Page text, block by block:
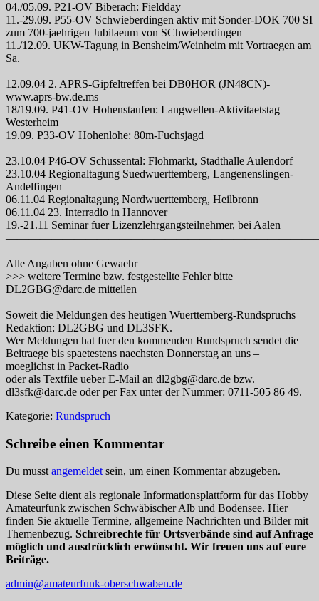
04./05.09. P21-OV Biberach: Fieldday
11.-29.09. P55-OV Schwieberdingen aktiv mit Sonder-DOK 700 SI
zum 700-jaehrigen Jubilaeum von SChwieberdingen
11./12.09. UKW-Tagung in Bensheim/Weinheim mit Vortraegen am
Sa.
12.09.04 2. APRS-Gipfeltreffen bei DB0HOR (JN48CN)-
www.aprs-bw.de.ms
18/19.09. P41-OV Hohenstaufen: Langwellen-Aktivitaetstag
Westerheim
19.09. P33-OV Hohenlohe: 80m-Fuchsjagd
23.10.04 P46-OV Schussental: Flohmarkt, Stadthalle Aulendorf
23.10.04 Regionaltagung Suedwuerttemberg, Langenenslingen-
Andelfingen
06.11.04 Regionaltagung Nordwuerttemberg, Heilbronn
06.11.04 23. Interradio in Hannover
19.-21.11 Seminar fuer Lizenzlehrgangsteilnehmer, bei Aalen
Alle Angaben ohne Gewaehr
>>> weitere Termine bzw. festgestellte Fehler bitte
DL2GBG@darc.de mitteilen
Soweit die Meldungen des heutigen Wuerttemberg-Rundspruchs
Redaktion: DL2GBG und DL3SFK.
Wer Meldungen hat fuer den kommenden Rundspruch sendet die
Beitraege bis spaetestens naechsten Donnerstag an uns –
moeglichst in Packet-Radio
oder als Textfile ueber E-Mail an dl2gbg@darc.de bzw.
dl3sfk@darc.de oder per Fax unter der Nummer: 0711-505 86 49.
Kategorie: Rundspruch
Schreibe einen Kommentar
Du musst angemeldet sein, um einen Kommentar abzugeben.
Diese Seite dient als regionale Informationsplattform für das Hobby
Amateurfunk zwischen Schwäbischer Alb und Bodensee. Hier
finden Sie aktuelle Termine, allgemeine Nachrichten und Bilder mit
Themenbezug. Schreibrechte für Ortsverbände sind auf Anfrage
möglich und ausdrücklich erwünscht. Wir freuen uns auf eure
Beiträge.
admin@amateurfunk-oberschwaben.de